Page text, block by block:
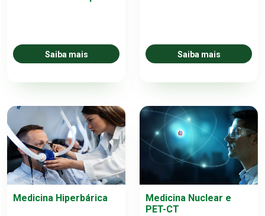
Saiba mais Saiba mais
Medicina Hiperbárica
Medicina Nuclear e
PET-CT